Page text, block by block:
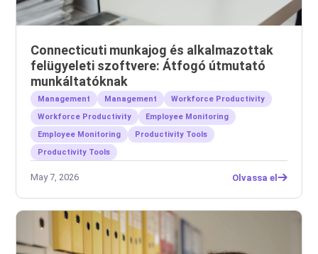
Connecticuti munkajog és alkalmazottak
felügyeleti szoftvere: Átfogó útmutató
munkáltatóknak
Management Management
Workforce Productivity
Workforce Productivity
Employee Monitoring
Employee Monitoring
Productivity Tools
Productivity Tools
May 7, 2026 Olvassa el